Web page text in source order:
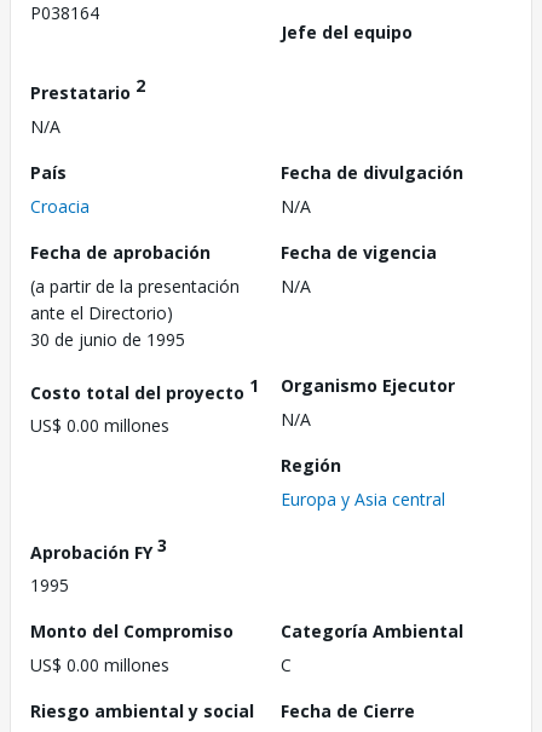
P038164
Jefe del equipo
Prestatario 2
N/A
País
Croacia
Fecha de divulgación
N/A
Fecha de aprobación
(a partir de la presentación
ante el Directorio)
30 de junio de 1995
Fecha de vigencia
N/A
Costo total del proyecto 1
US$ 0.00 millones
Organismo Ejecutor
N/A
Región
Europa y Asia central
Aprobación FY3
1995
Monto del Compromiso
US$ 0.00 millones
Categoría Ambiental
C
Riesgo ambiental y social
Fecha de Cierre